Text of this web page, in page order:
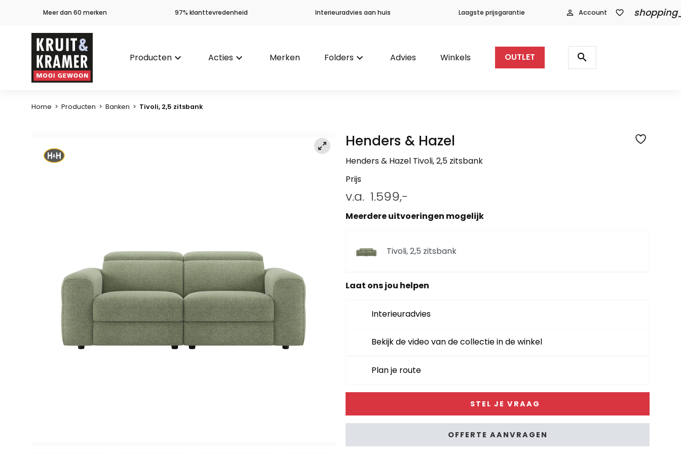
Meer dan 60 merken 97% klanttevredenheid Interieuradvies aan huis Laagste prijsgarantie person_outline Account favorite_border
Producten keyboard_arrow_down Acties keyboard_arrow_down Merken Folders keyboard_arrow_down Advies Winkels OUTLET
Producten
zoeken
search
Home > Producten > Banken > Tivoli, 2,5 zitsbank
Henders & Hazel
Henders & Hazel Tivoli, 2,5 zitsbank
Prijs
v.a. 1.599,-
Meerdere uitvoeringen mogelijk
Tivoli, 2,5 zitsbank
Tivoli, hoekbank rechts - stof Sevilla
Tivoli, hoekbank links - stof Sevilla
Tivoli, hoekbank links - stof Sevilla
Laat ons jou helpen
Interieuradvies
Bekijk de video van de collectie in de winkel
Plan je route
STEL JE VRAAG
OFFERTE AANVRAGEN